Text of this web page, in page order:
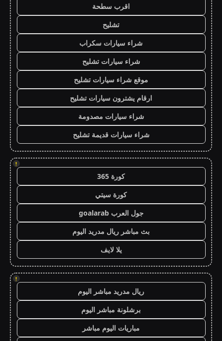
اقرب سطحة
تشليح
شراء سيارات سكراب
شراء سيارات تشليح
موقع شراء سيارات تشليح
ارقام يشترون سيارات تشليح
شراء سيارات مصدومة
شراء سيارات قديمة تشليح
!
كورة 365
كورة سيتي
جول العرب goalarab
بث مباشر ريال مدريد اليوم
يلا لايف
!
ريال مدريد مباشر اليوم
برشلونة مباشر اليوم
مباريات اليوم مباشر